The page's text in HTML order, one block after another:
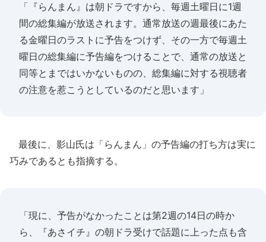
「『らんまん』は朝ドラですから、毎週土曜日に1週
間の総集編が放送されます。通常放送の週最後にあた
る金曜日のラストに予告をつけず、その一方で毎週土
曜日の総集編に予告編をつけることで、通常の放送と
同等とまではいかないものの、総集編に対する視聴者
の注意を惹こうとしているのだと思います」
最後に、影山氏は「らんまん」の予告編の打ち方は実に
巧みであるとも指摘する。
「現に、予告がなかったことは第2週の14日の時か
ら、『あさイチ』の朝ドラ受けで話題に上った点も含